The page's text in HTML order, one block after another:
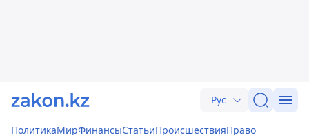
Рус
ПолитикаМирФинансыСтатьиПроисшествияПраво